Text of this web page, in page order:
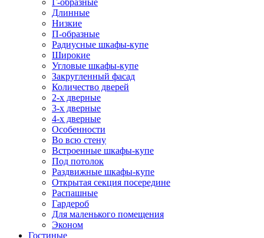
Г-образные
Длинные
Низкие
П-образные
Радиусные шкафы-купе
Широкие
Угловые шкафы-купе
Закругленный фасад
Количество дверей
2-х дверные
3-х дверные
4-х дверные
Особенности
Во всю стену
Встроенные шкафы-купе
Под потолок
Раздвижные шкафы-купе
Открытая секция посередине
Распашные
Гардероб
Для маленького помещения
Эконом
Гостиные